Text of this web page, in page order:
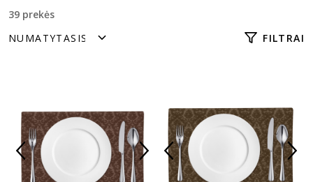
39 prekės
FILTRAI